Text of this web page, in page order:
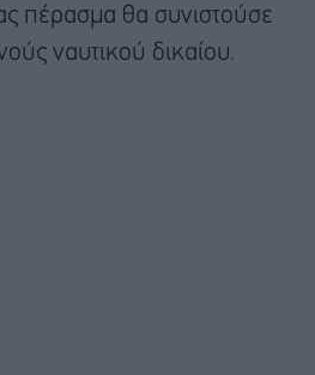
πέρασμα θα συνιστούσε
ναυτικού δικαίου.